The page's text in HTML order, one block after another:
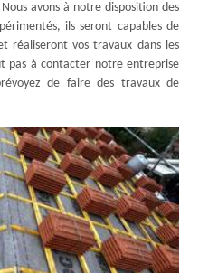
avons à notre disposition des
ils seront capables de
réaliseront vos travaux dans les
pas à contacter notre entreprise
de faire des travaux de